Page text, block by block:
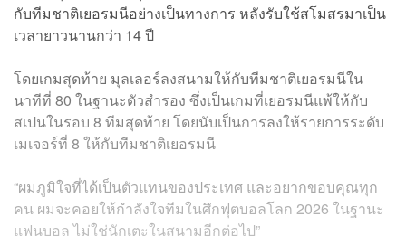
กับทีมชาติเยอรมนีอย่างเป็นทางการ หลังรับใช้สโมสรมาเป็น
เวลายาวนานกว่า 14 ปี
โดยเกมสุดท้าย มุลเลอร์ลงสนามให้กับทีมชาติเยอรมนีใน
นาทีที่ 80 ในฐานะตัวสำรอง ซึ่งเป็นเกมที่เยอรมนีแพ้ให้กับ
สเปนในรอบ 8 ทีมสุดท้าย โดยนับเป็นการลงให้รายการระดับ
เมเจอร์ที่ 8 ให้กับทีมชาติเยอรมนี
“ผมภูมิใจที่ได้เป็นตัวแทนของประเทศ และอยากขอบคุณทุก
คน ผมจะคอยให้กำลังใจทีมในศึกฟุตบอลโลก 2026 ในฐานะ
แฟนบอล ไม่ใช่นักเตะในสนามอีกต่อไป”